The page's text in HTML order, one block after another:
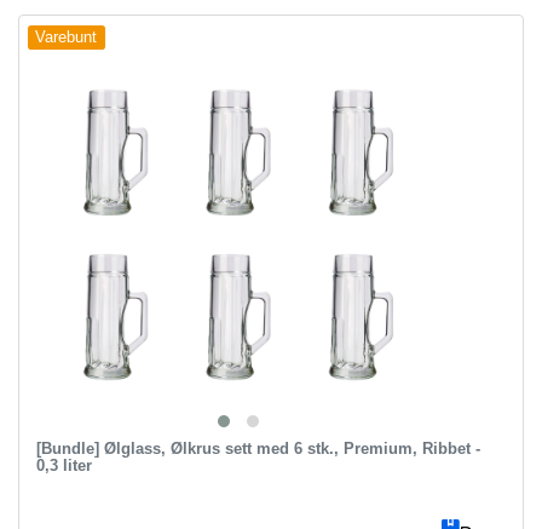
Varebunt
[Bundle] Ølglass, Ølkrus sett med 6 stk., Premium, Ribbet -
0,3 liter